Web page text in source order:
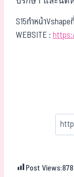
S15ทำหน้า
WEBSITE :
Post Views:878